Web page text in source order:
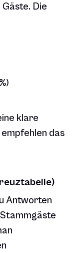
Die
klare
das
Antworten